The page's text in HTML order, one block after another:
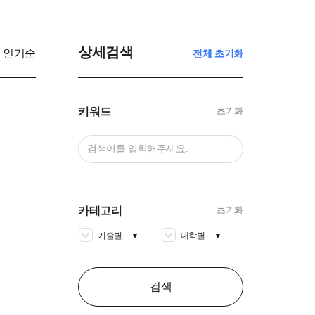
인기순 상세검색 전체 초기화
키워드 초기화
카테고리 초기화
기술별 ▼ 대학별 ▼
검색